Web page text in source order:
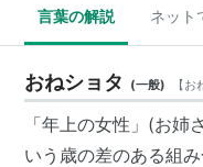
言葉の解説 ネット
おねショタ (一般) 【お
「年上の女性」(お姉
いう歳の差のある組